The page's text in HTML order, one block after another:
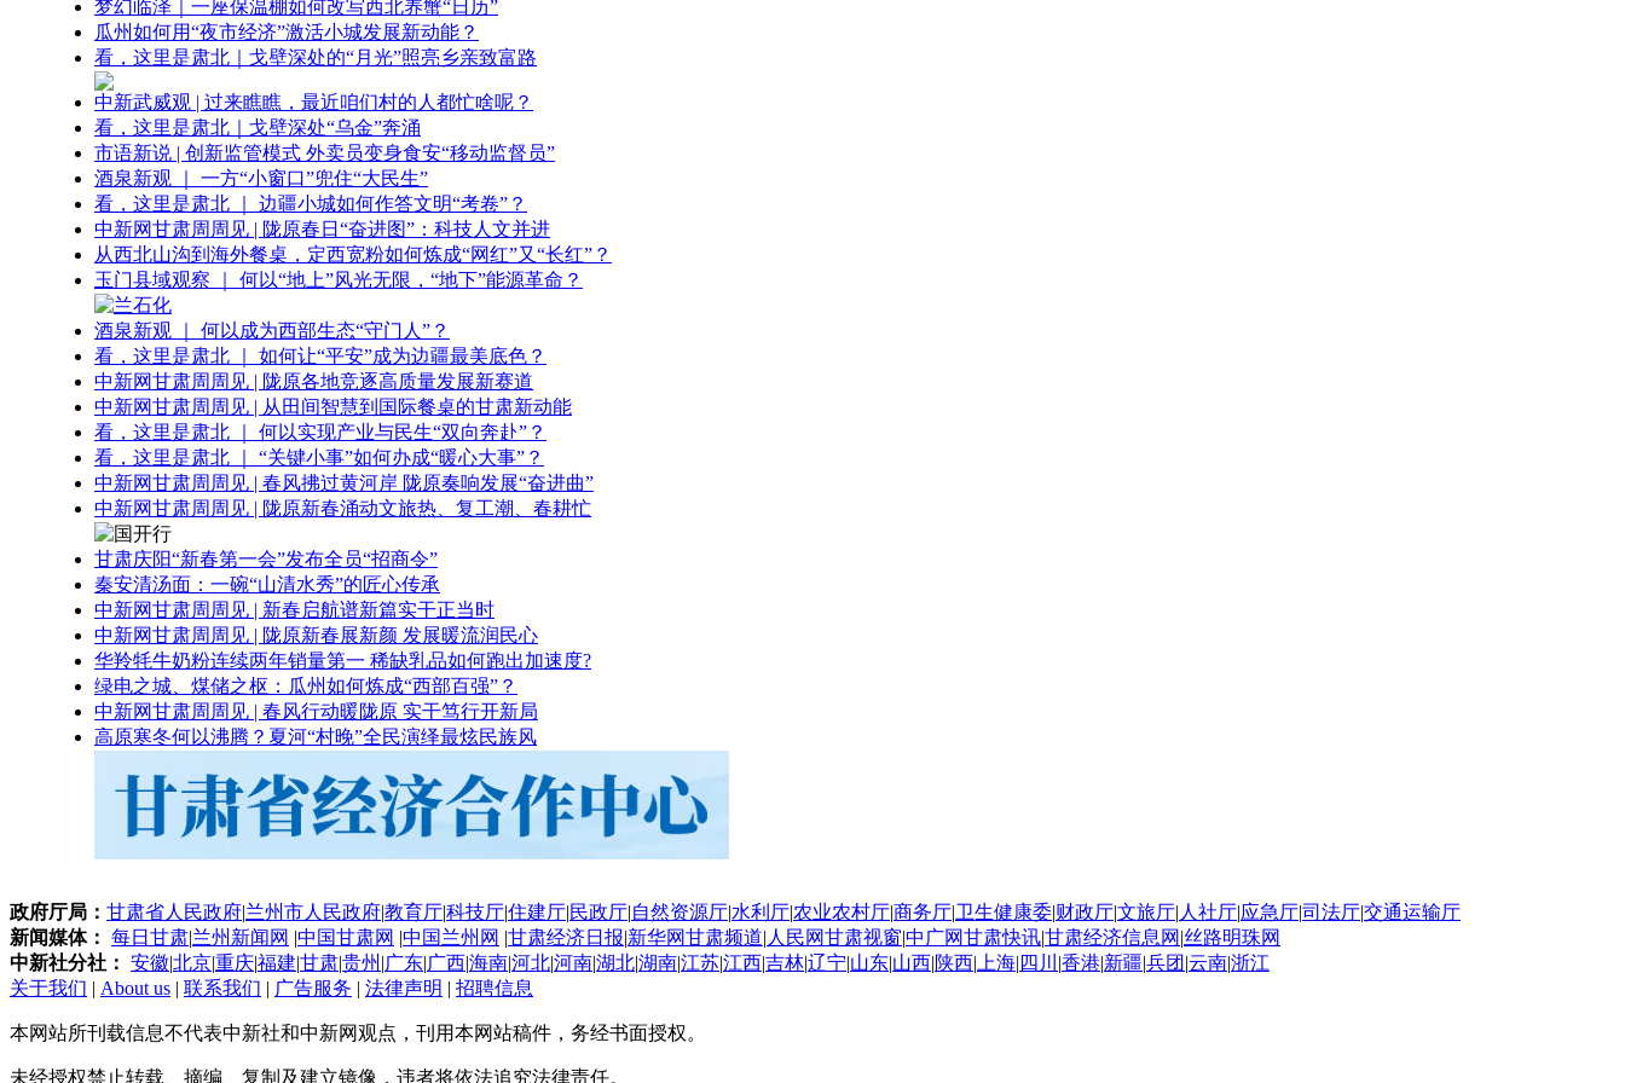
梦幻临泽｜一座保温棚如何改写西北养蟹“日历”
瓜州如何用“夜市经济”激活小城发展新动能？
看，这里是肃北｜戈壁深处的“月光”照亮乡亲致富路
中新武威观 | 过来瞧瞧，最近咱们村的人都忙啥呢？
看，这里是肃北｜戈壁深处“乌金”奔涌
市语新说 | 创新监管模式 外卖员变身食安“移动监督员”
酒泉新观 ｜ 一方“小窗口”兜住“大民生”
看，这里是肃北 ｜ 边疆小城如何作答文明“考卷”？
中新网甘肃周周见 | 陇原春日“奋进图”：科技人文并进
从西北山沟到海外餐桌，定西宽粉如何炼成“网红”又“长红”？
玉门县域观察 ｜ 何以“地上”风光无限，“地下”能源革命？
酒泉新观 ｜ 何以成为西部生态“守门人”？
看，这里是肃北 ｜ 如何让“平安”成为边疆最美底色？
中新网甘肃周周见 | 陇原各地竞逐高质量发展新赛道
中新网甘肃周周见 | 从田间智慧到国际餐桌的甘肃新动能
看，这里是肃北 ｜ 何以实现产业与民生“双向奔赴”？
看，这里是肃北 ｜ “关键小事”如何办成“暖心大事”？
中新网甘肃周周见 | 春风拂过黄河岸 陇原奏响发展“奋进曲”
中新网甘肃周周见 | 陇原新春涌动文旅热、复工潮、春耕忙
甘肃庆阳“新春第一会”发布全员“招商令”
秦安清汤面：一碗“山清水秀”的匠心传承
中新网甘肃周周见 | 新春启航谱新篇实干正当时
中新网甘肃周周见 | 陇原新春展新颜 发展暖流润民心
华羚牦牛奶粉连续两年销量第一 稀缺乳品如何跑出加速度?
绿电之城、煤储之枢：瓜州如何炼成“西部百强”？
中新网甘肃周周见 | 春风行动暖陇原 实干笃行开新局
高原寒冬何以沸腾？夏河“村晚”全民演绎最炫民族风
政府厅局： 甘肃省人民政府|兰州市人民政府|教育厅|科技厅|住建厅|民政厅|自然资源厅|水利厅|农业农村厅|商务厅|卫生健康委|财政厅|文旅厅| 人社厅|应急厅|司法厅|交通运输厅
新闻媒体： 每日甘肃|兰州新闻网 |中国甘肃网 |中国兰州网 |甘肃经济日报|新华网甘肃频道| 人民网甘肃视窗|中广网甘肃快讯|甘肃经济信息网 |丝路明珠网
中新社分社： 安徽|北京|重庆|福建|甘肃|贵州 |广东|广西|海南|河北|河南|湖北|湖南|江苏|江西|吉林|辽宁|山东|山西|陕西| 上海| 四川 |香港|新疆|兵团 |云南|浙江
关于我们 | About us | 联系我们 | 广告服务 | 法律声明 | 招聘信息
本网站所刊载信息不代表中新社和中新网观点，刊用本网站稿件，务经书面授权。
未经授权禁止转载、摘编、复制及建立镜像，违者将依法追究法律责任。